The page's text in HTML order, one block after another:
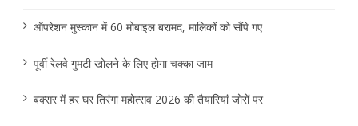
ऑपरेशन मुस्कान में 60 मोबाइल बरामद, मालिकों को सौंपे गए
पूर्वी रेलवे गुमटी खोलने के लिए होगा चक्का जाम
बक्सर में हर घर तिरंगा महोत्सव 2026 की तैयारियां जोरों पर